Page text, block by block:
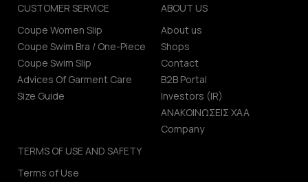
CUSTOMER SERVICE
Coupe Women Slip
Coupe Swim Bra / One-Piece
Coupe Swim Slip
Advices Of Garment Care
Size Guide
ABOUT US
About us
Shops
Contact
B2B Portal
Investors (IR)
ΑΝΑΚΟΙΝΩΣΕΙΣ ΧΑΑ
Company
TERMS OF USE AND SAFETY
Terms of Use